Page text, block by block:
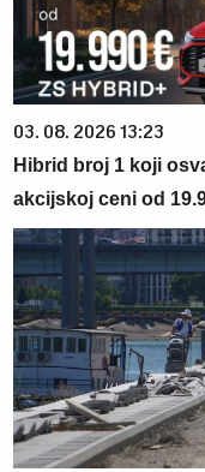
03. 08. 2026 13:23
Hibrid broj 1 koji
akcijskoj ceni od